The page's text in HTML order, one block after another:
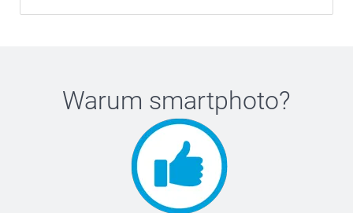
Warum smartphoto?